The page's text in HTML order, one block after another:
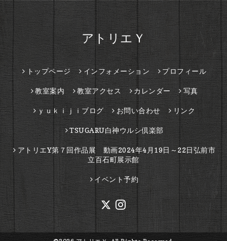
アトリエＹ
トップページ インフォメーション プロフィール
教室案内 教室アクセス カレンダー 写真
ｙｕｋｉｊｉブログ お問い合わせ リンク
TSUGARU白神ウルシ倶楽部
アトリエY第７回作品展 動画2024年4月19日～22日弘前市
立百石町展示館
イベント予約